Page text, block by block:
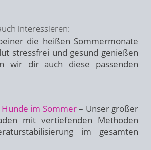
interessieren:
die heißen Sommermonate
stressfrei und gesund genießen
wir dir auch diese passenden
im Sommer– Unser großer
mit vertiefenden Methoden
im gesamten